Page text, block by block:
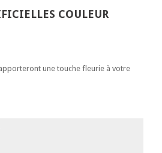
COULEUR
une touche fleurie à votre